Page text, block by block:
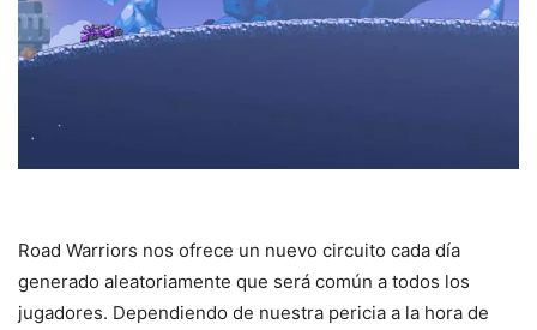
Road Warriors nos ofrece un nuevo circuito cada día
generado aleatoriamente que será común a todos los
jugadores. Dependiendo de nuestra pericia a la hora de